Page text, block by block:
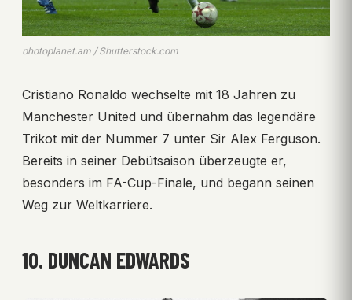
photoplanet.am / Shutterstock.com
Cristiano Ronaldo wechselte mit 18 Jahren zu
Manchester United und übernahm das legendäre
Trikot mit der Nummer 7 unter Sir Alex Ferguson.
Bereits in seiner Debütsaison überzeugte er,
besonders im FA-Cup-Finale, und begann seinen
Weg zur Weltkarriere.
10. DUNCAN EDWARDS